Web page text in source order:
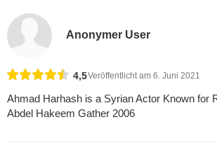
Anonymer User
4,5Veröffentlicht am 6. Juni 2021
Ahmad Harhash is a Syrian Actor Known for
Abdel Hakeem Gather 2006